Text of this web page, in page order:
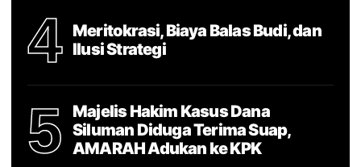
4
Meritokrasi, Biaya Balas Budi, dan
Ilusi Strategi
5
Majelis Hakim Kasus Dana
Siluman Diduga Terima Suap,
AMARAH Adukan ke KPK